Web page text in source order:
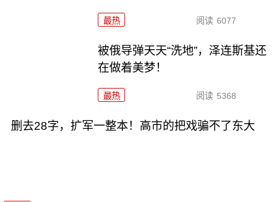
最热 阅读 6077
被俄导弹天天“洗地”，泽连斯基还
在做着美梦！
最热 阅读 5368
删去28字，扩军一整本！高市的把戏骗不了东大